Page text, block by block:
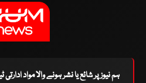
ہم نیوز پر شائع یا نشر ہونے والا مواد